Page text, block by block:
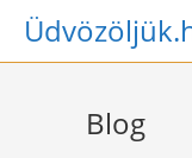
Skip
Blog